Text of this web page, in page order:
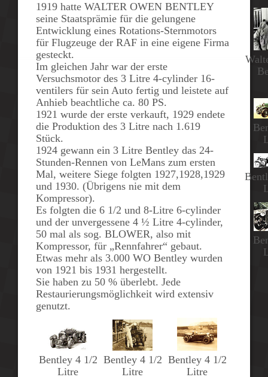
1919hatte WALTER OWEN BENTLEY
seine Staatsprämie für die gelungene
Entwicklung eines Rotations-Sternmotors
für Flugzeuge der RAF in eine eigene Firma
gesteckt.
Im gleichen Jahr war der erste
Versuchsmotor des 3 Litre 4-cylinder 16-
ventilersfür sein Auto fertig und leistete auf
Anhieb beachtliche ca. 80 PS.
1921 wurde der erste verkauft, 1929 endete
die Produktion des 3 Litre nach 1.619
Stück.
1924gewann ein 3 Litre Bentley das 24-
Stunden-Rennen von LeMans zum ersten
Mal, weitere Siege folgten 1927,1928,1929
und 1930. (Übrigens nie mit dem
Kompressor).
Es folgten die 6 1/2 und 8-Litre 6-cylinder
und der unvergessene 4 ½ Litre 4-cylinder,
50 mal als sog. BLOWER, also mit
Kompressor, für „Rennfahrer“ gebaut.
Etwas mehr als 3.000 WO Bentley wurden
von 1921 bis 1931 hergestellt.
Sie haben zu 50 % überlebt. Jede
Restaurierungsmöglichkeit wird extensiv
genutzt.
Bentley 4 1/2
Litre
Bentley 4 1/2
Litre
Bentley 4 1/2
Litre